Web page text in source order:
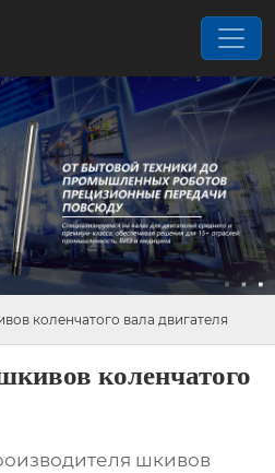
коленчатого вала двигателя
коленчатого
шкивов